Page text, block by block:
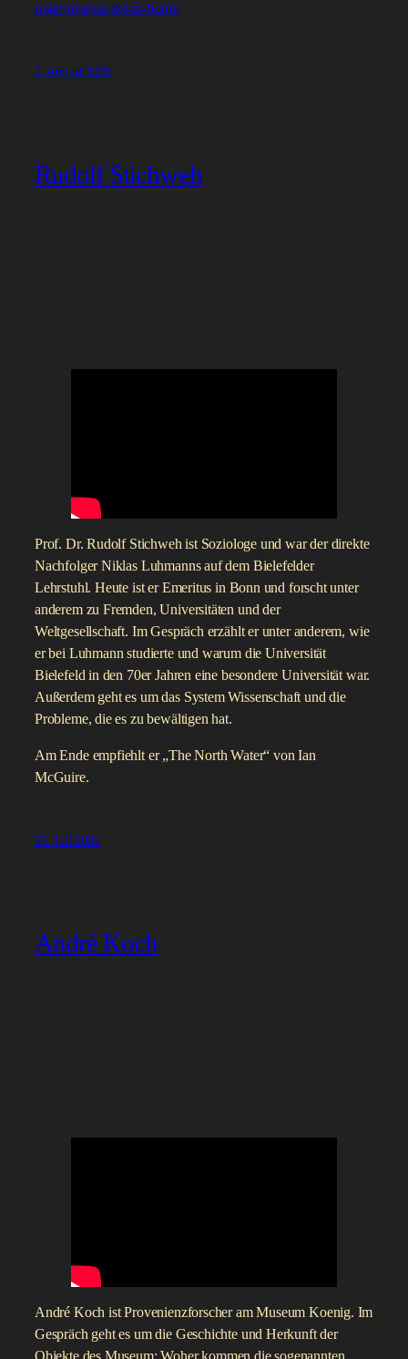
regierungsviertel-in-bonn/
2. August 2026
Rudolf Stichweh
Prof. Dr. Rudolf Stichweh ist Soziologe und war der direkte
Nachfolger Niklas Luhmanns auf dem Bielefelder
Lehrstuhl. Heute ist er Emeritus in Bonn und forscht unter
anderem zu Fremden, Universitäten und der
Weltgesellschaft. Im Gespräch erzählt er unter anderem, wie
er bei Luhmann studierte und warum die Universität
Bielefeld in den 70er Jahren eine besondere Universität war.
Außerdem geht es um das System Wissenschaft und die
Probleme, die es zu bewältigen hat.
Am Ende empfiehlt er „The North Water“ von Ian
McGuire.
25. Juli 2026
André Koch
André Koch ist Provenienzforscher am Museum Koenig. Im
Gespräch geht es um die Geschichte und Herkunft der